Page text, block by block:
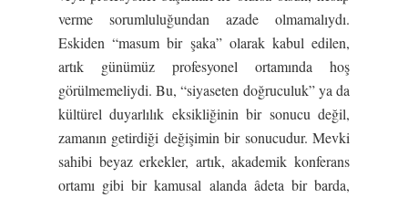
verme sorumluluğundan azade olmamalıydı.
Eskiden “masum bir şaka” olarak kabul edilen,
artık günümüz profesyonel ortamında hoş
görülmemeliydi. Bu, “siyaseten doğruculuk” ya da
kültürel duyarlılık eksikliğinin bir sonucu değil,
zamanın getirdiği değişimin bir sonucudur. Mevki
sahibi beyaz erkekler, artık, akademik konferans
ortamı gibi bir kamusal alanda âdeta bir barda,